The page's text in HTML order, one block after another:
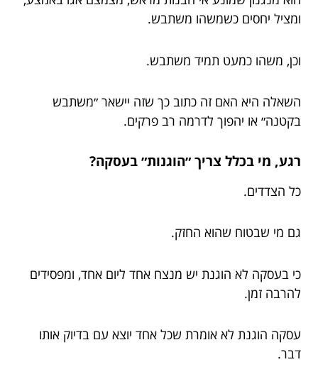
ומציל יחסים כשמשהו משתבש.
וכן, משהו כמעט תמיד משתבש.
השאלה היא האם זה כתוב כך שזה יישאר ״משתבש
בקטנה״ או יהפוך לדרמה רב פרקים.
רגע, מי בכלל צריך ״הוגנות״ בעסקה?
כל הצדדים.
גם מי שבטוח שהוא החזק.
כי בעסקה לא הוגנת יש מנצח אחד ליום אחד, ומפסידים
להרבה זמן.
עסקה הוגנת לא אומרת שכל אחד יוצא עם בדיוק אותו
דבר.